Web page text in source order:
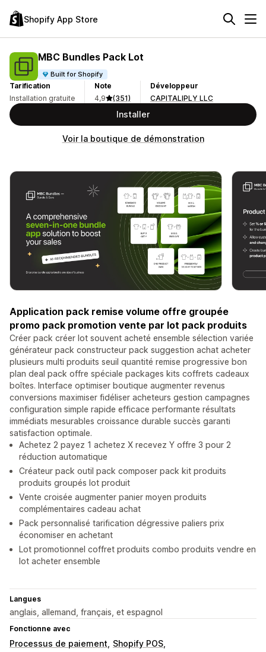
Shopify App Store
MBC Bundles Pack Lot
Built for Shopify
Tarification
Installation gratuite
Note
4,9
(351)
Développeur
CAPITALIPLY LLC
Installer
Voir la boutique de démonstration
Application pack remise volume offre groupée
promo pack promotion vente par lot pack produits
Créer pack créer lot souvent acheté ensemble sélection variée
générateur pack constructeur pack suggestion achat acheter
plusieurs multi produits seuil quantité remise progressive bon
plan deal pack offre spéciale packages kits coffrets cadeaux
boîtes. Interface optimiser boutique augmenter revenus
conversions maximiser fidéliser acheteurs gestion campagnes
configuration simple rapide efficace performante résultats
immédiats mesurables croissance durable succès garanti
satisfaction optimale.
Achetez 2 payez 1 achetez X recevez Y offre 3 pour 2
réduction automatique
Créateur pack outil pack composer pack kit produits
produits groupés lot produit
Vente croisée augmenter panier moyen produits
complémentaires cadeau achat
Pack personnalisé tarification dégressive paliers prix
économiser en achetant
Lot promotionnel coffret produits combo produits vendre en
lot acheter ensemble
Langues
anglais, allemand, français, et espagnol
Fonctionne avec
Processus de paiement Shopify POS